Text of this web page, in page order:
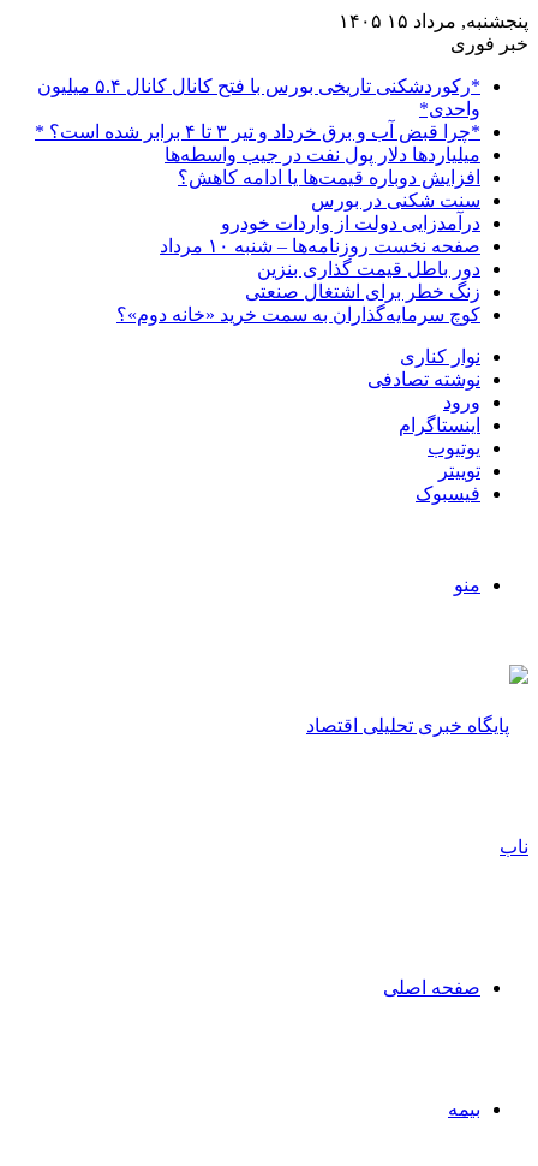
پنجشنبه, مرداد ۱۵ ۱۴۰۵
خبر فوری
*رکوردشکنی تاریخی بورس با فتح کانال کانال ۵.۴ میلیون
واحدی*
*چرا قبض آب و برق خرداد و تیر ۳ تا ۴ برابر شده است؟ *
میلیاردها دلار پول نفت در جیب واسطه‌ها
افزایش دوباره قیمت‌ها یا ادامه کاهش؟
سنت شکنی در بورس
درآمدزایی دولت از واردات خودرو
صفحه نخست روزنامه‌ها – شنبه ۱۰ مرداد
دور باطل قیمت گذاری بنزین
زنگ خطر برای اشتغال صنعتی
کوچ سرمایه‌گذاران به سمت خرید «خانه دوم»؟
نوار کناری
نوشته تصادفی
ورود
اینستاگرام
یوتیوب
توییتر
فیسبوک
منو
صفحه اصلی
بیمه